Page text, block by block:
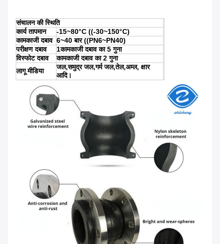
संचालन की स्थिति
कार्य तापमान
-15~80°C ((-30~150°C)
कामकाजी दबाव 6~40 बार ((PN6~PN40)
परीक्षण दबाव
1कामकाजी दबाव का 5 गुना
विस्फोट दबाव
कामकाजी दबाव का 2 गुना
लागू मीडिया
जल,समुद्र जल,गर्म जल,तेल,अम्ल, क्षार
आदि।